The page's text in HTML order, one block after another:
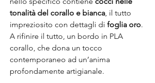
tonalità del corallo e bianca, il tutto
impreziosito con dettagli di foglia oro.
A rifinire il tutto, un bordo in PLA
corallo, che dona un tocco
contemporaneo ad un’anima
profondamente artigianale.